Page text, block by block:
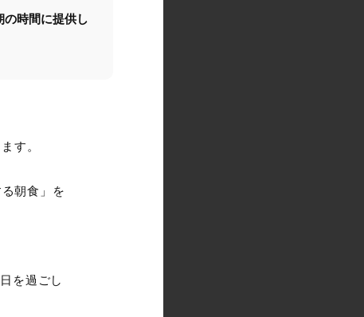
時間に提供し
す。
朝食」を
を過ごし